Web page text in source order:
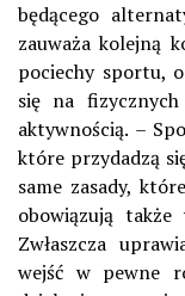
będącego
zauważa kolejną
pociechy sportu,
się na
aktywnością. –
które przydadzą
same zasady,
obowiązują
Zwłaszcza
wejść w pewne